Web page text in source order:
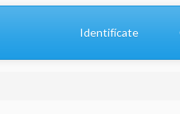
Identifícate